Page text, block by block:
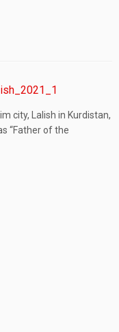
city, Lalish in Kurdistan,
“Father of the